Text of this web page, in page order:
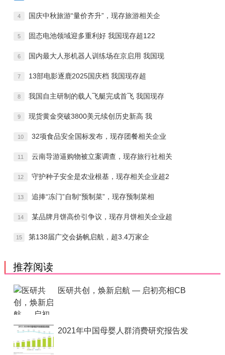
4 国庆中秋旅游“量价齐升”，现存旅游相关企
5 固态电池领域迎多重利好 我国现存超122
6 国内最大人形机器人训练场在京启用 我国现
7 13部电影逐鹿2025国庆档 我国现存超
8 我国自主研制的载人飞艇完成首飞 我国现存
9 现货黄金突破3800美元续创历史新高 我
10 32项食品安全国标发布，现存团餐相关企业
11 云南导游逼购物被立案调查，现存旅行社相关
12 守护种子安全是农业根基，现存相关企业超2
13 追捧“冻门”自制“预制菜”，现存预制菜相
14 某品牌月饼高价引争议，现存月饼相关企业超
15 第138届广交会扬帆启航，超3.4万家企
推荐阅读
医研共创，焕新启航 — 启初亮相CB
2021年中国母婴人群消费研究报告发